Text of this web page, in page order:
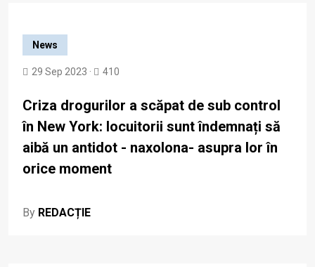
News
29 Sep 2023 · 410
Criza drogurilor a scăpat de sub control
în New York: locuitorii sunt îndemnați să
aibă un antidot - naxolona- asupra lor în
orice moment
By REDACȚIE